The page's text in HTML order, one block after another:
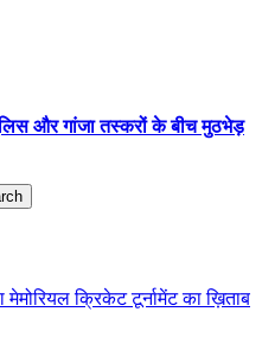
और गांजा तस्करों के बीच मुठभेड़
क्रिकेट टूर्नामेंट का ख़िताब